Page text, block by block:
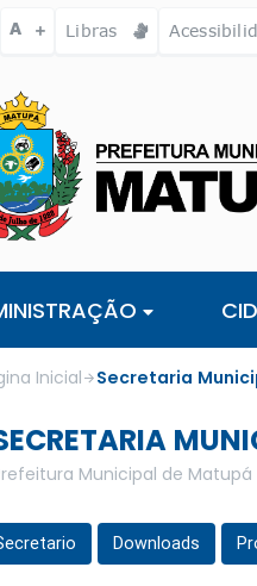
conteúdo [alt+1] Ir para o menu [alt+2]
A Libras
Inicial Secretaria
Municipal de Matupá
Downloads